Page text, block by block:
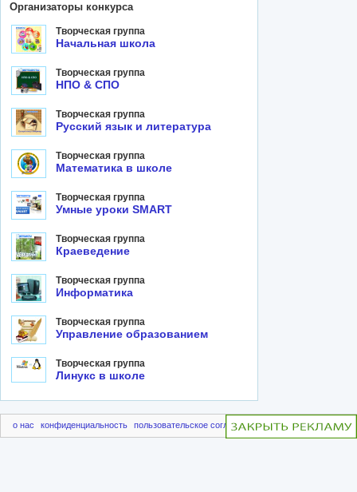
Организаторы конкурса
Творческая группа
Начальная школа
Творческая группа
НПО & СПО
Творческая группа
Русский язык и литература
Творческая группа
Математика в школе
Творческая группа
Умные уроки SMART
Творческая группа
Краеведение
Творческая группа
Информатика
Творческая группа
Управление образованием
Творческая группа
Линукс в школе
о нас конфиденциальность пользовательское соглашение чаво пригласить